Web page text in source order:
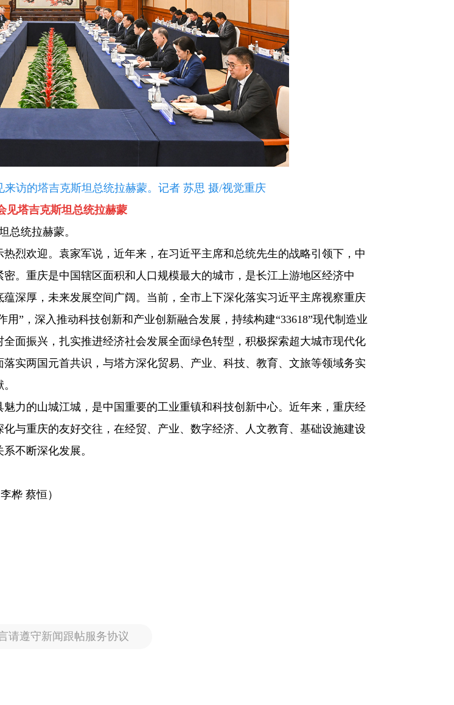
访的塔吉克斯坦总统拉赫蒙。记者 苏思 摄/视觉重庆
见塔吉克斯坦总统拉赫蒙
总统拉赫蒙。
烈欢迎。袁家军说，近年来，在习近平主席和总统先生的战略引领下，中
。重庆是中国辖区面积和人口规模最大的城市，是长江上游地区经济中
深厚，未来发展空间广阔。当前，全市上下深化落实习近平主席视察重庆
”，深入推动科技创新和产业创新融合发展，持续构建“33618”现代制造业
面振兴，扎实推进经济社会发展全面绿色转型，积极探索超大城市现代化
实两国元首共识，与塔方深化贸易、产业、科技、教育、文旅等领域务实
力的山城江城，是中国重要的工业重镇和科技创新中心。近年来，重庆经
与重庆的友好交往，在经贸、产业、数字经济、人文教育、基础设施建设
不断深化发展。
桦 蔡恒）
请遵守新闻跟帖服务协议